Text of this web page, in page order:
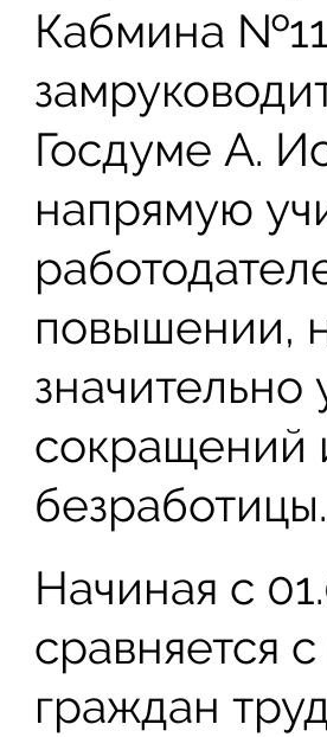
Кабмина
Госдуме А.
напрямую
повышении,
значительно
сокращений
безработицы.
Начиная с
сравняется
граждан